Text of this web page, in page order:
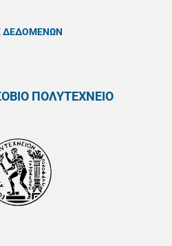
ΔΕΔΟΜΕΝΩΝ
ΠΟΛΥΤΕΧΝΕΙΟ